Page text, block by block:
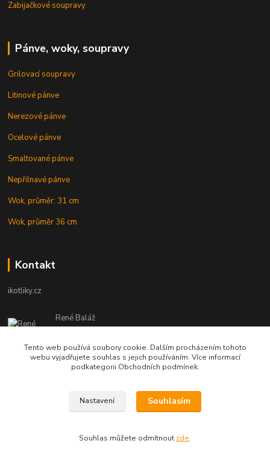
Zabijačkové soupravy
Pánve, woky, soupravy
Grilovací soupravy
Litinové pánve
Nerezové pánve
Ocelové pánve
Smaltované pánve
Nepřilnavé pánve
Wok, průměr: 31 cm
Wok, průměr 36 cm
Kontakt
ikotliky.cz
René Baláž
Eshop: +421 902 212 007
od 8:00 - do 16:00 hod
info@ikotliky.cz
Copyright © 2014-2020 IKOTLIKY.CZ, všetky práva vyhradené..
Tento web používá soubory cookie. Dalším procházením tohoto
webu vyjadřujete souhlas s jejich používáním. Více informací
podkategorii Obchodních podmínek.
Nastavení Souhlasím
Souhlas můžete odmítnout zde.